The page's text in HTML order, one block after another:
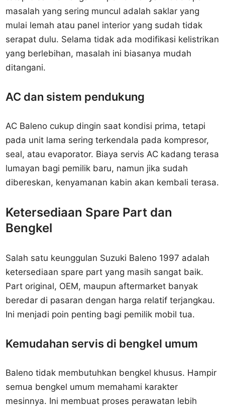
masalah yang sering muncul adalah saklar yang
mulai lemah atau panel interior yang sudah tidak
serapat dulu. Selama tidak ada modifikasi kelistrikan
yang berlebihan, masalah ini biasanya mudah
ditangani.
AC dan sistem pendukung
AC Baleno cukup dingin saat kondisi prima, tetapi
pada unit lama sering terkendala pada kompresor,
seal, atau evaporator. Biaya servis AC kadang terasa
lumayan bagi pemilik baru, namun jika sudah
dibereskan, kenyamanan kabin akan kembali terasa.
Ketersediaan Spare Part dan
Bengkel
Salah satu keunggulan Suzuki Baleno 1997 adalah
ketersediaan spare part yang masih sangat baik.
Part original, OEM, maupun aftermarket banyak
beredar di pasaran dengan harga relatif terjangkau.
Ini menjadi poin penting bagi pemilik mobil tua.
Kemudahan servis di bengkel umum
Baleno tidak membutuhkan bengkel khusus. Hampir
semua bengkel umum memahami karakter
mesinnya. Ini membuat proses perawatan lebih